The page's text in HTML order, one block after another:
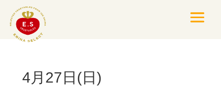
4月27日(日)